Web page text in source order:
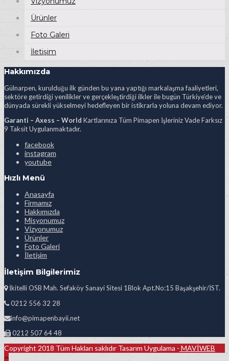
Ürünler
Foto Galeri
İletişim
Hakkımızda
Gülnarpen, kurulduğu ilk günden bu yana yaptığı markalaşma faaliyetleri,
sektöre getirdiği yenilikler ve gerçekleştirdiği ilkler ile bugün Türkiye’de ve
dünyada sürekli yükselmeyi hedefleyen bir istikrarla yoluna devam ediyor.
Garanti – Axess – World Kartlarınıza Tüm Pimapen İşleriniz Vade Farksız
9 Taksit Uygulanmaktadır.
facebook
instagram
youtube
Hızlı Menü
Anasayfa
Firmamız
Hakkımızda
Misyonumuz
Vizyonumuz
Ürünler
Foto Galeri
İletişim
İletişim Bilgilerimiz
İkitelli OSB Mah. Sefaköy Sanayi Sitesi 1Blok Apt.No:15 Başakşehir/İST.
0212 556 32 28
info@pimapenbayii.net
0212 507 64 48
Copyright 2018 Tüm Hakları saklıdır Tasarım Uygulama - MAVİWEB